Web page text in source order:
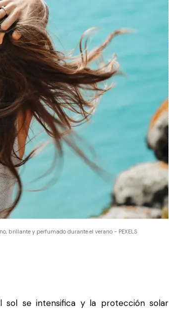
brillante y perfumado durante el verano - PEXELS
sol se intensifica y la protección solar